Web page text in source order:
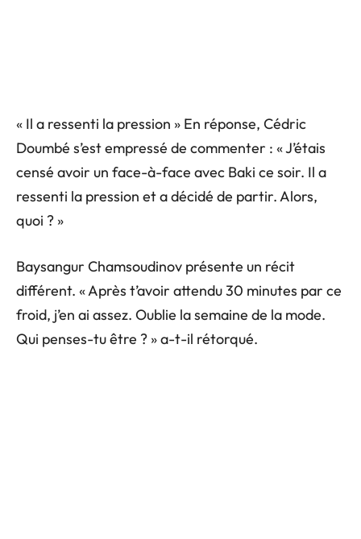
« Il a ressenti la pression » En réponse, Cédric
Doumbé s’est empressé de commenter : « J’étais
censé avoir un face-à-face avec Baki ce soir. Il a
ressenti la pression et a décidé de partir. Alors,
quoi ? »
Baysangur Chamsoudinov présente un récit
différent. « Après t’avoir attendu 30 minutes par ce
froid, j’en ai assez. Oublie la semaine de la mode.
Qui penses-tu être ? » a-t-il rétorqué.